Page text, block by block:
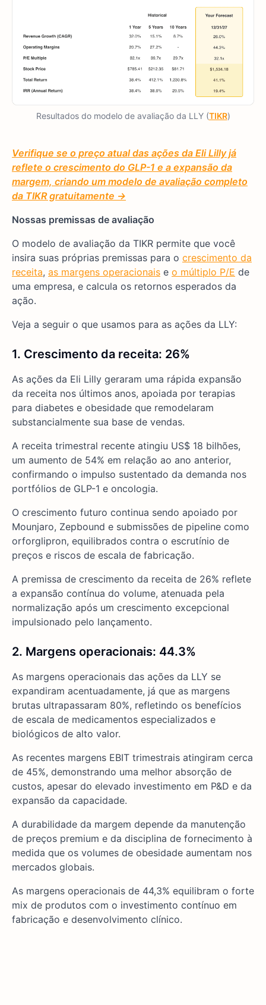
Resultados do modelo de avaliação da LLY (TIKR)
Verifique se o preço atual das ações da Eli Lilly já
reflete o crescimento do GLP-1 e a expansão da
margem, criando um modelo de avaliação completo
da TIKR gratuitamente →
Nossas premissas de avaliação
O modelo de avaliação da TIKR permite que você
insira suas próprias premissas para o crescimento da
receita, as margens operacionais e o múltiplo P/E de
uma empresa, e calcula os retornos esperados da
ação.
Veja a seguir o que usamos para as ações da LLY:
1. Crescimento da receita: 26%
As ações da Eli Lilly geraram uma rápida expansão
da receita nos últimos anos, apoiada por terapias
para diabetes e obesidade que remodelaram
substancialmente sua base de vendas.
A receita trimestral recente atingiu US$ 18 bilhões,
um aumento de 54% em relação ao ano anterior,
confirmando o impulso sustentado da demanda nos
portfólios de GLP-1 e oncologia.
O crescimento futuro continua sendo apoiado por
Mounjaro, Zepbound e submissões de pipeline como
orforglipron, equilibrados contra o escrutínio de
preços e riscos de escala de fabricação.
A premissa de crescimento da receita de 26% reflete
a expansão contínua do volume, atenuada pela
normalização após um crescimento excepcional
impulsionado pelo lançamento.
2. Margens operacionais: 44.3%
As margens operacionais das ações da LLY se
expandiram acentuadamente, já que as margens
brutas ultrapassaram 80%, refletindo os benefícios
de escala de medicamentos especializados e
biológicos de alto valor.
As recentes margens EBIT trimestrais atingiram cerca
de 45%, demonstrando uma melhor absorção de
custos, apesar do elevado investimento em P&D e da
expansão da capacidade.
A durabilidade da margem depende da manutenção
de preços premium e da disciplina de fornecimento à
medida que os volumes de obesidade aumentam nos
mercados globais.
As margens operacionais de 44,3% equilibram o forte
mix de produtos com o investimento contínuo em
fabricação e desenvolvimento clínico.